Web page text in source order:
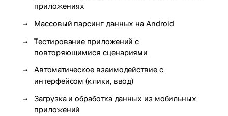
приложениях
Массовый парсинг данных на Android
Тестирование приложений с
повторяющимися сценариями
Автоматическое взаимодействие с
интерфейсом (клики, ввод)
Загрузка и обработка данных из мобильных
приложений